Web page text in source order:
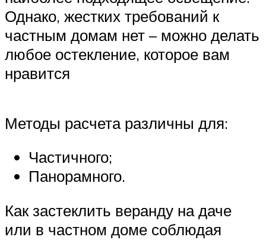
Однако, жестких требований к
частным домам нет – можно делать
любое остекление, которое вам
нравится
Методы расчета различны для:
Частичного;
Панорамного.
Как застеклить веранду на даче
или в частном доме соблюдая